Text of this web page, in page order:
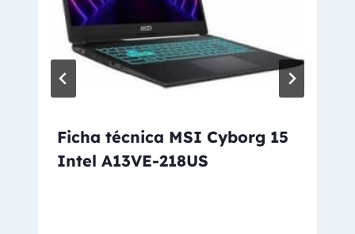
Ficha técnica MSI Cyborg 15
Intel A13VE-218US